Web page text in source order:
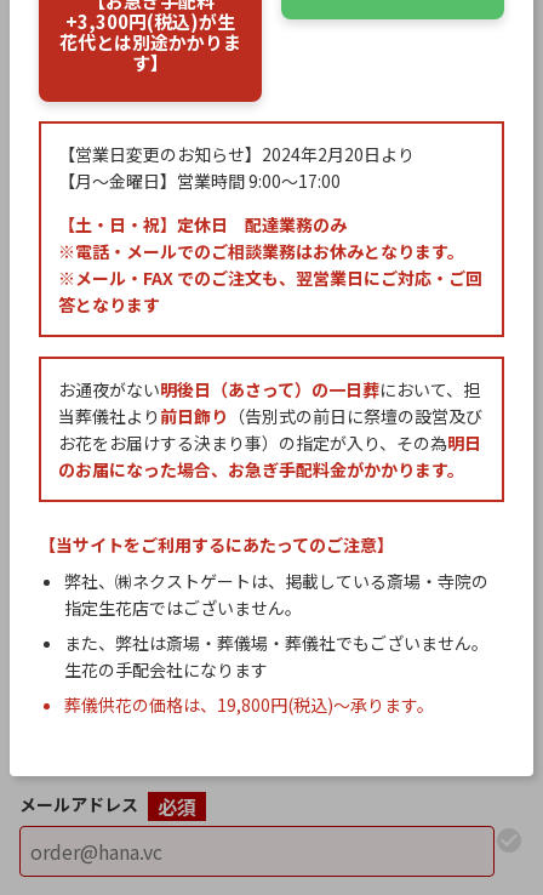
会社名
ご注文者様が法人・組織・団体の場合はご記入ください。
郵便番号
自動で住所が入力されます
必須
都道府県名からご記入ください。
日中ご連絡がつきやすい電話番号をご記入ください。
ご注文後、弊社より確認のお電話をします。
電話番号（２）
メールアドレス
必須
+3,300円(税込)が生
花代とは別途かかりま
す】
【営業日変更のお知らせ】2024年2月20日より
【月〜金曜日】営業時間 9:00〜17:00
【土・日・祝】定休日 配達業務のみ
※電話・メールでのご相談業務はお休みとなります。
※メール・FAX でのご注文も、翌営業日にご対応・ご回
答となります
お通夜がない明後日（あさって）の一日葬において、担
当葬儀社より 前日飾り （告別式の前日に祭壇の設営及び
お花をお届けする決まり事）の指定が入り、その為明日
のお届になった場合、お急ぎ手配料金がかかります。
【当サイトをご利用するにあたってのご注意】
弊社、㈱ネクストゲートは、掲載している斎場・寺院の
指定生花店ではございません。
また、弊社は斎場・葬儀場・葬儀社でもございません。
生花の手配会社になります
葬儀供花の価格は、19,800円(税込)～承ります。